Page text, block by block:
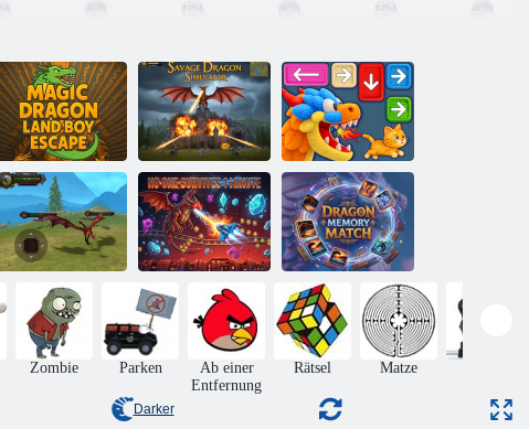
Magic Dragon
Land Boy
Escape
Savage Dragon
Simulator
Strickrettung
Fantasy-
Drachensimulator
Niemand
überlebt 1
Minute
Dragon Memory
Zombie Parken
Ab einer
Entfernung
Rätsel Matze
Darker